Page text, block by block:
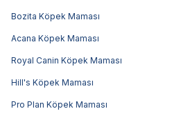
Bozita Köpek Maması
Acana Köpek Maması
Royal Canin Köpek Maması
Hill's Köpek Maması
Pro Plan Köpek Maması